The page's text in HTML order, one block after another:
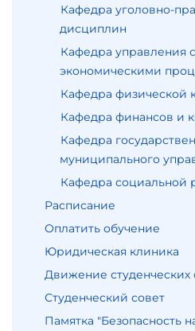
Кафедра уголовно-
дисциплин
Кафедра управления
экономическими
Кафедра физической
Кафедра финансов и
Кафедра
муниципального
Кафедра социальной
Расписание
Оплатить обучение
Юридическая клиника
Движение студенческих
Студенческий совет
Памятка "Безопасность